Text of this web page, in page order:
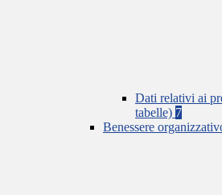
Dati relativi ai
tabelle) 7
Benessere